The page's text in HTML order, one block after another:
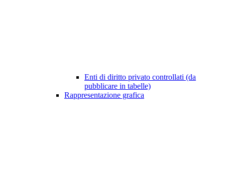
Enti di diritto privato controllati (da
pubblicare in tabelle)
Rappresentazione grafica